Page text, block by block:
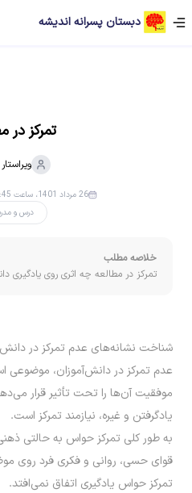
دبستان پسرانه اندیشه
تمرکز در
ویراستار
درس و
26 مرداد 1401، ساعت 00:45
خلاصه مطلب
تمرکز در مطالعه چه اثری روی یادگیری
شناخت نشانه­‌های عدم تمرکز در
عدم تمرکز در دانش‌آموزان، موضوعی
موفقیت آن­‌ها را تحت تأثیر قرار
یادگرفتن و غیره، نیازمند تمرکز است.
به طور کلی تمرکز حواس به حالتی
قوای حسی، روانی و فکری فرد روی
تمرکز حواس یادگیری اتفاق نمی‌افتد.